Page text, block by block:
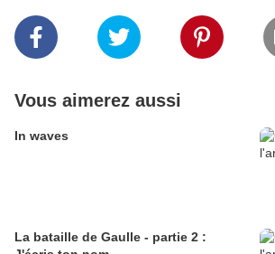
Vous aimerez aussi
In waves
La bataille de Gaulle - partie 2 :